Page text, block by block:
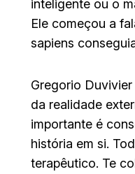
inteligente ou o
Ele começou a
sapiens
Gregorio
da realidade
importante é
história em si.
terapêutico. Te